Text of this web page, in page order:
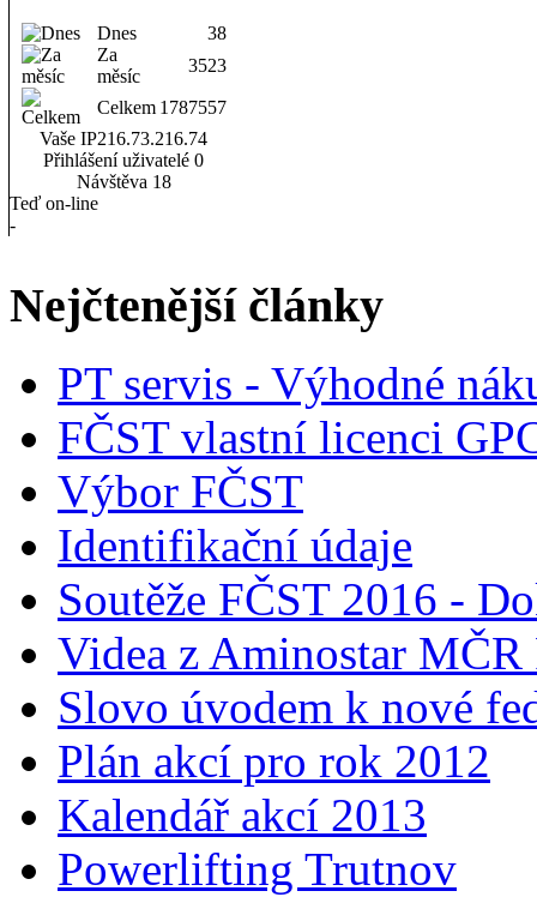
Dnes
38
Za
měsíc
3523
Celkem 1787557
Vaše IP216.73.216.74
Přihlášení uživatelé 0
Návštěva 18
Teď on-line
-
Nejčtenější články
PT servis - Výhodné
FČST vlastní licenci
Výbor FČST
Identifikační údaje
Soutěže FČST 2016 -
Videa z Aminostar MČR
Slovo úvodem k nové
Plán akcí pro rok 2012
Kalendář akcí 2013
Powerlifting Trutnov